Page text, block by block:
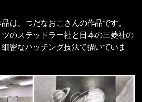
は、つだなおこさんの作品です。
のステッドラー社と日本の三菱社の
密なハッチング技法で描いていま